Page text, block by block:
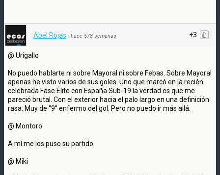
+3
Abel Rojas · hace 578 semanas
@ Urigallo
No puedo hablarte ni sobre Mayoral ni sobre Febas. Sobre Mayoral
apenas he visto varios de sus goles. Uno que marcó en la recién
celebrada Fase Élite con España Sub-19 la verdad es que me
pareció brutal. Con el exterior hacia el palo largo en una definición
rasa. Muy de "9" enfermo del gol. Pero no puedo ir más allá.
@ Montoro
A mí me los puso su partido.
@ Miki